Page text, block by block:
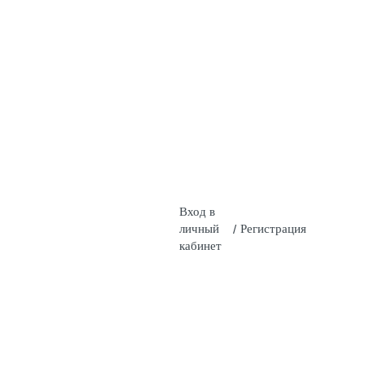
Вход в
личный
кабинет
/ Регистрация